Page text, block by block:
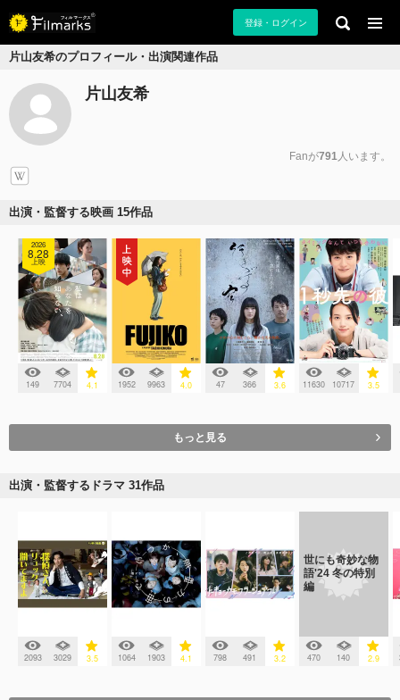
登録・ログイン
片山友希のプロフィール・出演関連作品
片山友希
Fanが791人います。
出演・監督する映画 15作品
2026
8.28
上映
149 7704 4.1 1952 9963 4.0 47 366 3.6 11630 10717 3.5
もっと見る
出演・監督するドラマ 31作品
2093 3029 3.5 1064 1903 4.1 798 491 3.2
世にも奇妙な物
語'24 冬の特別
編
470 140 2.9